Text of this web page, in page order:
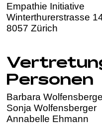
Empathie Initiative
Winterthurerstrasse
8057 Zürich
Personen
Barbara
Sonja Wolfensberger
Annabelle Ehmann